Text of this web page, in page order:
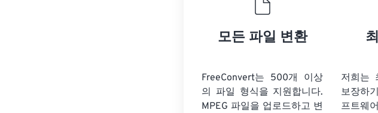
모든 파일 변환
FreeConvert는 500개 이상
의 파일 형식을 지원합니다.
MPEG 파일을 업로드하고 변
저희는
보장하
프트웨